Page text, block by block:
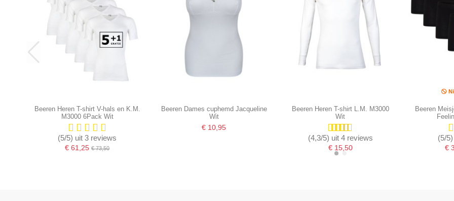
Beeren Heren T-shirt V-hals en K.M.
M3000 6Pack Wit
(5/5) uit 3 reviews
€ 61,25€ 73,50
Beeren Dames cuphemd Jacqueline
Wit
€ 10,95
Beeren Heren T-shirt L.M. M3000
Wit
(4,3/5) uit 4 reviews
€ 15,50
Beeren
(5/
€